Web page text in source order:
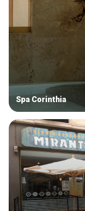
Spa Corinthia